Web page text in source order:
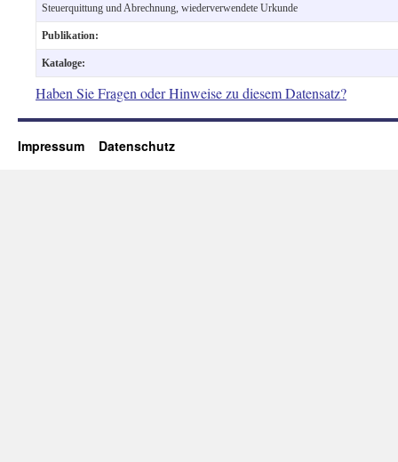
Steuerquittung und Abrechnung, wiederverwendete Urkunde
Publikation:
Kataloge:
Haben Sie Fragen oder Hinweise zu diesem Datensatz?
Impressum Datenschutz